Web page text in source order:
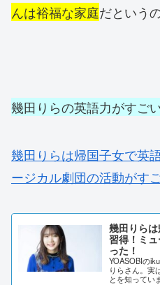
んは裕福な家庭だという
幾田りらの英語力がすご
幾田りらは帰国子女で英
ージカル劇団の活動がす
幾田りら
習得！ミ
った！
YOASOBIの
りらさん。実
とを知ってい